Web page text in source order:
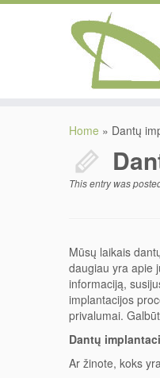
Home » Dantų
This entry was
Mūsų laikais
daugiau yra apie
informaciją,
implantacijos
privalumai.
Dantų
Ar žinote, koks